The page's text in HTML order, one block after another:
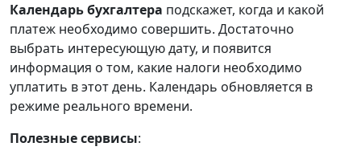
Календарьбухгалтера подскажет, когда и какой
платеж необходимо совершить. Достаточно
выбрать интересующую дату, и появится
информация о том, какие налоги необходимо
уплатить в этот день. Календарь обновляется в
режиме реального времени.
Полезные сервисы: